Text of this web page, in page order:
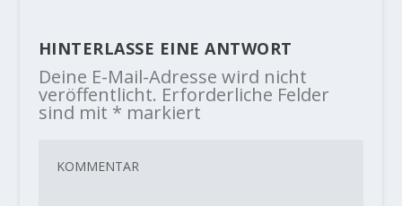
HINTERLASSE EINE ANTWORT
Deine E-Mail-Adresse wird nicht
veröffentlicht. Erforderliche Felder
sind mit * markiert